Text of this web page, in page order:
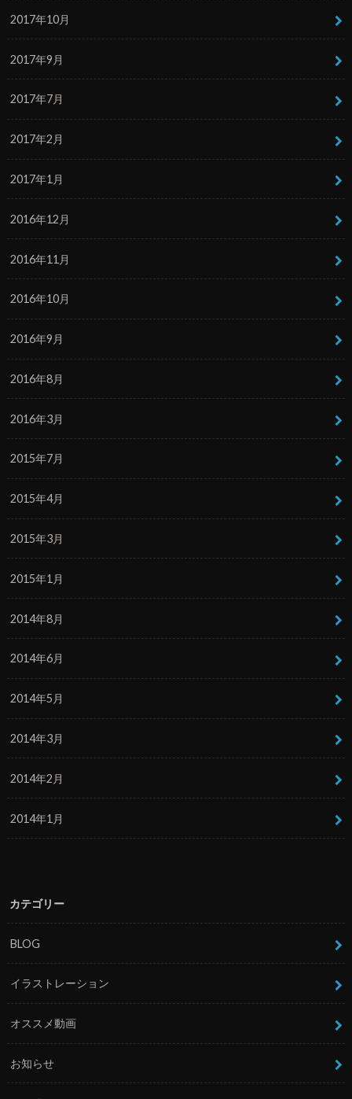
2017年10月
2017年9月
2017年7月
2017年2月
2017年1月
2016年12月
2016年11月
2016年10月
2016年9月
2016年8月
2016年3月
2015年7月
2015年4月
2015年3月
2015年1月
2014年8月
2014年6月
2014年5月
2014年3月
2014年2月
2014年1月
カテゴリー
BLOG
イラストレーション
オススメ動画
お知らせ